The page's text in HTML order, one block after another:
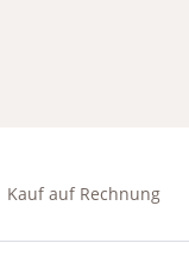
Kauf auf Rechnung